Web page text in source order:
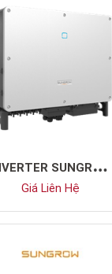
I
NVERTER SUNGROW SG33CX
Giá Liên Hệ